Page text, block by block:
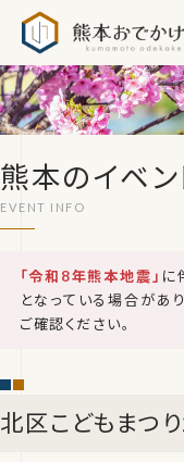
熊本のイベン
「令和8年熊本地震」 に
となっている場合があ
ご確認ください。
北区こどもまつ